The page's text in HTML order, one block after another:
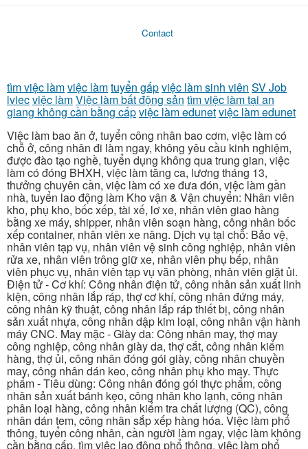
Contact
tìm việc làmviệc làmtuyển gấpviệc làm sinh viên SV Job
lviecviệc làmViệc làm bất động sản tìm việc làm tại an
giang không cần bằng cấpviệc làm edunetviệc làm edunet
Việc làm bao ăn ở, tuyển công nhân bao cơm, việc làm có
chỗ ở, công nhân đi làm ngay, không yêu cầu kinh nghiệm,
được đào tạo nghề, tuyển dụng không qua trung gian, việc
làm có đóng BHXH, việc làm tăng ca, lương tháng 13,
thưởng chuyên cần, việc làm có xe đưa đón, việc làm gần
nhà, tuyển lao động làm Kho vận & Vận chuyển: Nhân viên
kho, phụ kho, bốc xếp, tài xế, lơ xe, nhân viên giao hàng
bằng xe máy, shipper, nhân viên soạn hàng, công nhân bốc
xếp container, nhân viên xe nâng. Dịch vụ tại chỗ: Bảo vệ,
nhân viên tạp vụ, nhân viên vệ sinh công nghiệp, nhân viên
rửa xe, nhân viên trông giữ xe, nhân viên phụ bếp, nhân
viên phục vụ, nhân viên tạp vụ văn phòng, nhân viên giặt ủi.
Điện tử - Cơ khí: Công nhân điện tử, công nhân sản xuất linh
kiện, công nhân lắp ráp, thợ cơ khí, công nhân đứng máy,
công nhân kỹ thuật, công nhân lắp ráp thiết bị, công nhân
sản xuất nhựa, công nhân dập kim loại, công nhân vận hành
máy CNC. May mặc - Giày da: Công nhân may, thợ may
công nghiệp, công nhân giày da, thợ cắt, công nhân kiểm
hàng, thợ ủi, công nhân đóng gói giày, công nhân chuyền
may, công nhân dán keo, công nhân phụ kho may. Thực
phẩm - Tiêu dùng: Công nhân đóng gói thực phẩm, công
nhân sản xuất bánh kẹo, công nhân kho lạnh, công nhân
phân loại hàng, công nhân kiểm tra chất lượng (QC), công
nhân dán tem, công nhân sắp xếp hàng hóa. Việc làm phổ
thông, tuyển công nhân, cần người làm ngay, việc làm không
cần bằng cấp, tìm việc lao động phổ thông, việc làm phổ